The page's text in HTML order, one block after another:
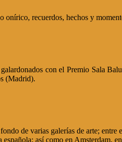
onírico, recuerdos, hechos y
con el Premio Sala
(Madrid).
de varias galerías de arte; entre
española; así como en Amsterdam,